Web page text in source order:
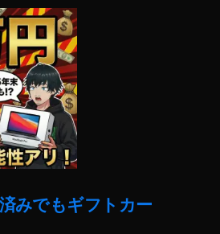
みでもギフトカー